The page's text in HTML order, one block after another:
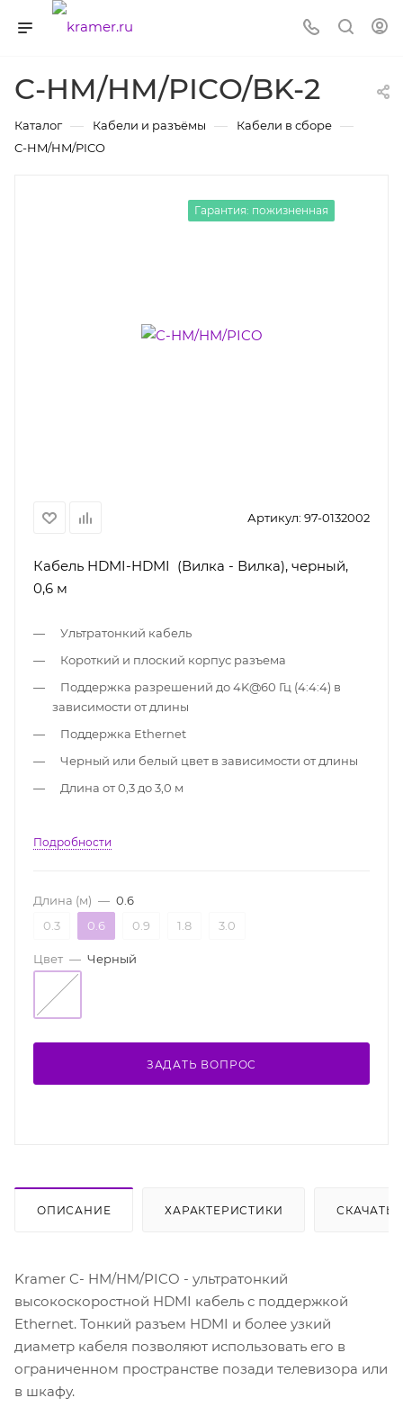
C-HM/HM/PICO/BK-2
Каталог — Кабели и разъёмы — Кабели в сборе —
C-HM/HM/PICO
Гарантия: пожизненная
Артикул: 97-0132002
Кабель HDMI-HDMI (Вилка - Вилка), черный,
0,6 м
Ультратонкий кабель
Короткий и плоский корпус разъема
Поддержка разрешений до 4K@60 Гц (4:4:4) в
зависимости от длины
Поддержка Ethernet
Черный или белый цвет в зависимости от длины
Длина от 0,3 до 3,0 м
Подробности
Длина (м) — 0.6
0.3
0.6 0.9 1.8 3.0
Цвет — Черный
ЗАДАТЬ ВОПРОС
ОПИСАНИЕ ХАРАКТЕРИСТИКИ СКАЧАТЬ
Kramer C- HM/HM/PICO - ультратонкий
высокоскоростной HDMI кабель с поддержкой
Ethernet. Тонкий разъем HDMI и более узкий
диаметр кабеля позволяют использовать его в
ограниченном пространстве позади телевизора или
в шкафу.